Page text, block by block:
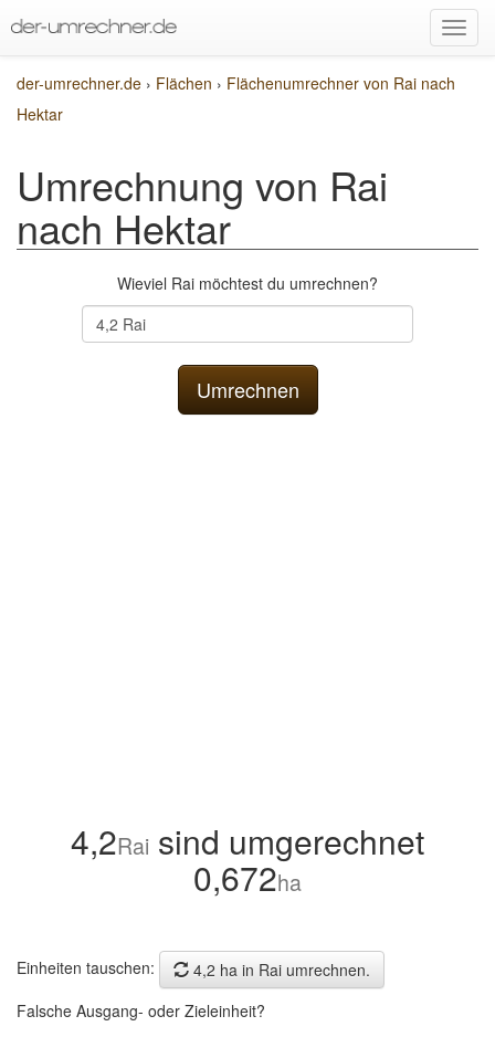
der-umrechner.de › Flächen › Flächenumrechner von Rai nach
Hektar
Umrechnung von Rai
nach Hektar
Wieviel Rai möchtest du umrechnen?
4,2Rai sind umgerechnet
0,672ha
Einheiten tauschen:
4,2 ha in Rai umrechnen.
Falsche Ausgang- oder Zieleinheit?